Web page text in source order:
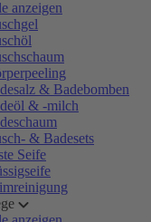
anzeigen
& Badebomben
& -milch
& Badesets
Seife